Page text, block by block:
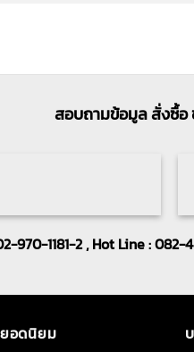
สอบถามข้อมูล สั่งซื้อ
970-1181-2 , Hot Line :
อดนิยม